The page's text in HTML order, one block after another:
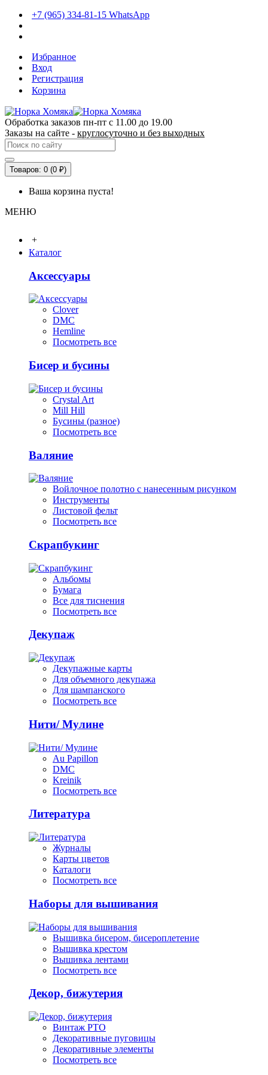
+7 (965) 334-81-15 WhatsApp
Избранное
Вход
Регистрация
Корзина
Обработка заказов пн-пт с 11.00 до 19.00
Заказы на сайте - круглосуточно и без выходных
Товаров: 0 (0 ₽)
Ваша корзина пуста!
МЕНЮ
+
Каталог
Аксессуары
Clover
DMC
Hemline
Посмотреть все
Бисер и бусины
Crystal Art
Mill Hill
Бусины (разное)
Посмотреть все
Валяние
Войлочное полотно с нанесенным рисунком
Инструменты
Листовой фельт
Посмотреть все
Скрапбукинг
Альбомы
Бумага
Все для тиснения
Посмотреть все
Декупаж
Декупажные карты
Для объемного декупажа
Для шампанского
Посмотреть все
Нити/ Мулине
Au Papillon
DMC
Kreinik
Посмотреть все
Литература
Журналы
Карты цветов
Каталоги
Посмотреть все
Наборы для вышивания
Вышивка бисером, бисероплетение
Вышивка крестом
Вышивка лентами
Посмотреть все
Декор, бижутерия
Винтаж РТО
Декоративные пуговицы
Декоративные элементы
Посмотреть все